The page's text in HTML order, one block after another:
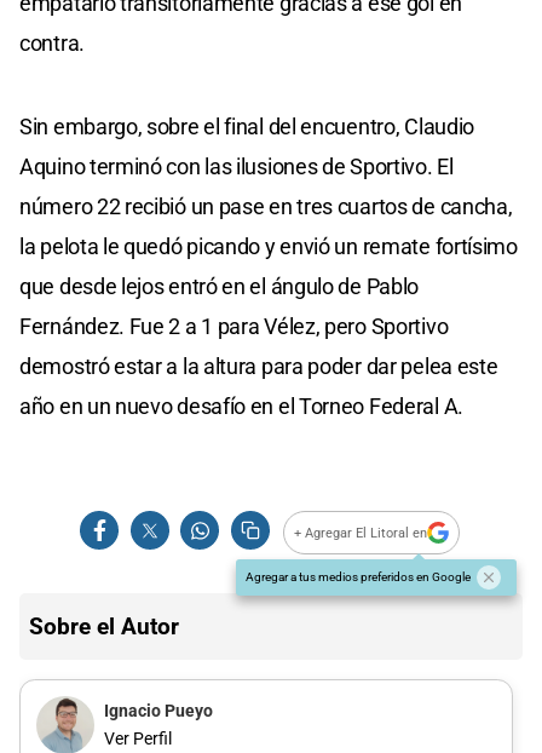
contra.
Sin embargo, sobre el final del encuentro, Claudio
Aquino terminó con las ilusiones de Sportivo. El
número 22 recibió un pase en tres cuartos de cancha,
la pelota le quedó picando y envió un remate fortísimo
que desde lejos entró en el ángulo de Pablo
Fernández. Fue 2 a 1 para Vélez, pero Sportivo
demostró estar a la altura para poder dar pelea este
año en un nuevo desafío en el Torneo Federal A.
+ Agregar El Litoral en
Agregar a tus medios preferidos en Google
Sobre el Autor
Ignacio Pueyo
Ver Perfil